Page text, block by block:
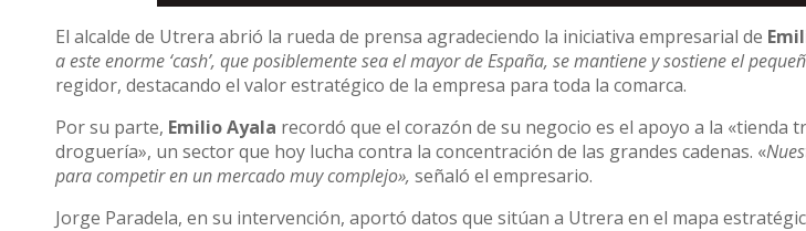
El alcalde de Utrera abrió la rueda de prensa agradeciendo la iniciativa empresarial de
a este enorme ‘cash’, que posiblemente sea el mayor de España, se mantiene y sostiene el
regidor, destacando el valor estratégico de la empresa para toda la comarca.
Por su parte, Emilio Ayala recordó que el corazón de su negocio es el apoyo a la «tienda
droguería», un sector que hoy lucha contra la concentración de las grandes cadenas. «
para competir en un mercado muy complejo», señaló el empresario.
Jorge Paradela, en su intervención, aportó datos que sitúan a Utrera en el mapa